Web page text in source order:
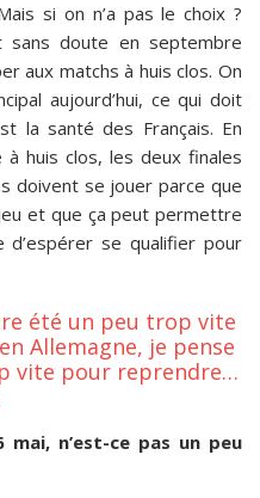
si on n’a pas le choix ?
sans doute en septembre
aux matchs à huis clos. On
aujourd’hui, ce qui doit
la santé des Français. En
huis clos, les deux finales
doivent se jouer parce que
et que ça peut permettre
d’espérer se qualifier pour
été un peu trop vite
Allemagne, je pense
vite pour reprendre…
mai, n’est-ce pas un peu